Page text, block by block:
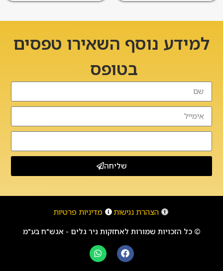
למידע נוסף השאירו טפסים
בטופס
שליחה
הצהרת נגישות מדיניות פרטיות
© כל הזכויות שמורות לאחזקות ניר גלים - אגש"ח בע"מ